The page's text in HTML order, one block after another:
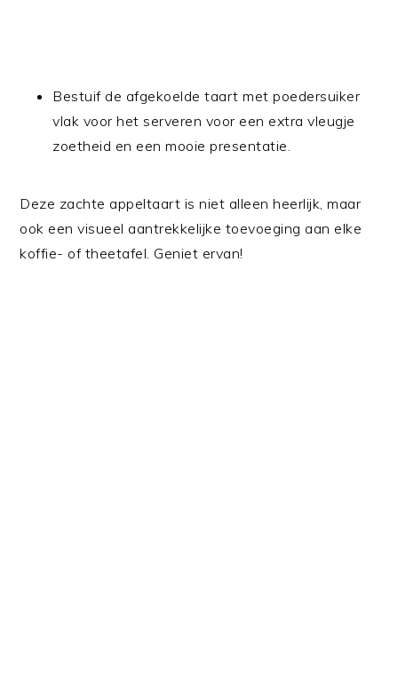
Bestuif de afgekoelde taart met poedersuiker
vlak voor het serveren voor een extra vleugje
zoetheid en een mooie presentatie.
Deze zachte appeltaart is niet alleen heerlijk, maar
ook een visueel aantrekkelijke toevoeging aan elke
koffie- of theetafel. Geniet ervan!